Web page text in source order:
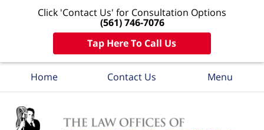
Click 'Contact Us' for Consultation Options
(561) 746-7076
Tap Here To Call Us
Home Contact Us Menu